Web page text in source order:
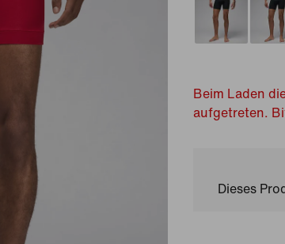
Beim Laden
aufgetreten.
Dieses